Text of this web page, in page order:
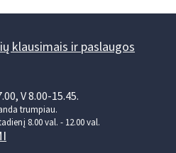
klausimais ir paslaugos
V 8.00-15.45.
trumpiau.
8.00 val. - 12.00 val.